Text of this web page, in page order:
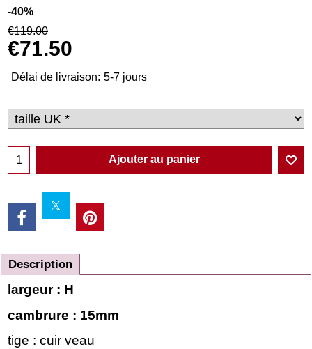
-40%
€119.00
€71.50
Délai de livraison: 5-7 jours
Ajouter au panier
Description
largeur : H
cambrure : 15mm
tige : cuir veau